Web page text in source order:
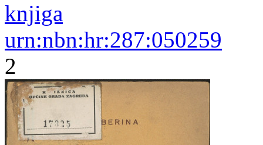
knjiga
urn:nbn:hr:287:050259
2